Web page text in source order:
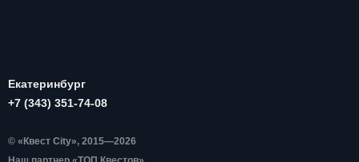
Екатеринбург
+7 (343) 351-74-08
© «Квест City», 2015—2026